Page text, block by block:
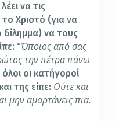
να τις
το Χριστό (για να
να τους
“Όποιος από σας
την πέτρα πάνω
οι κατήγοροί
της είπε: Ούτε και
μην αμαρτάνεις πια.